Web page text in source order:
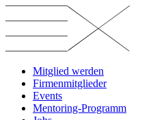
to
content
Mitglied werden
Firmenmitglieder
Events
Mentoring-Programm